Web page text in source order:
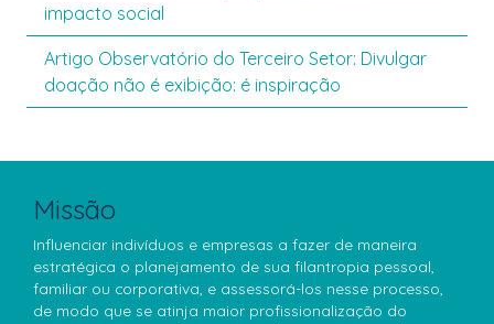
impacto social
Artigo Observatório do Terceiro Setor: Divulgar
doação não é exibição: é inspiração
Missão
Influenciar indivíduos e empresas a fazer de maneira
estratégica o planejamento de sua filantropia pessoal,
familiar ou corporativa, e assessorá-los nesse processo,
de modo que se atinja maior profissionalização do